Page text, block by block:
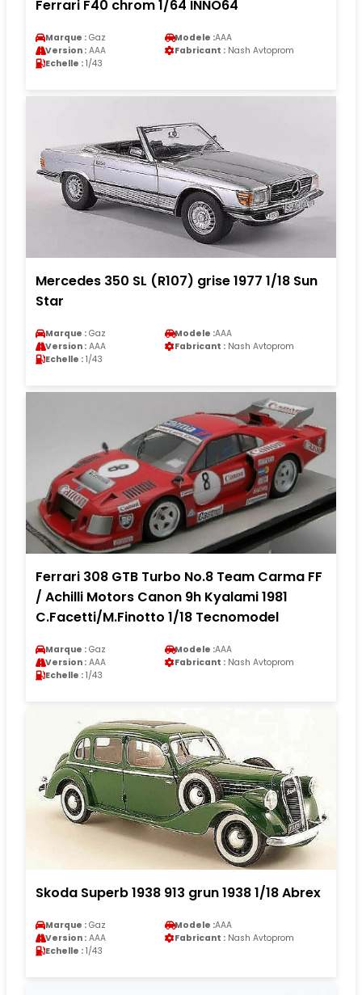
Ferrari F40 chrom 1/64 INNO64
Marque : Gaz Modele :AAA
Version : AAA Fabricant : Nash Avtoprom
Echelle : 1/43
Mercedes 350 SL (R107) grise 1977 1/18 Sun
Star
Marque : Gaz Modele :AAA
Version : AAA Fabricant : Nash Avtoprom
Echelle : 1/43
Ferrari 308 GTB Turbo No.8 Team Carma FF
/ Achilli Motors Canon 9h Kyalami 1981
C.Facetti/M.Finotto 1/18 Tecnomodel
Marque : Gaz Modele :AAA
Version : AAA Fabricant : Nash Avtoprom
Echelle : 1/43
Skoda Superb 1938 913 grun 1938 1/18 Abrex
Marque : Gaz Modele :AAA
Version : AAA Fabricant : Nash Avtoprom
Echelle : 1/43